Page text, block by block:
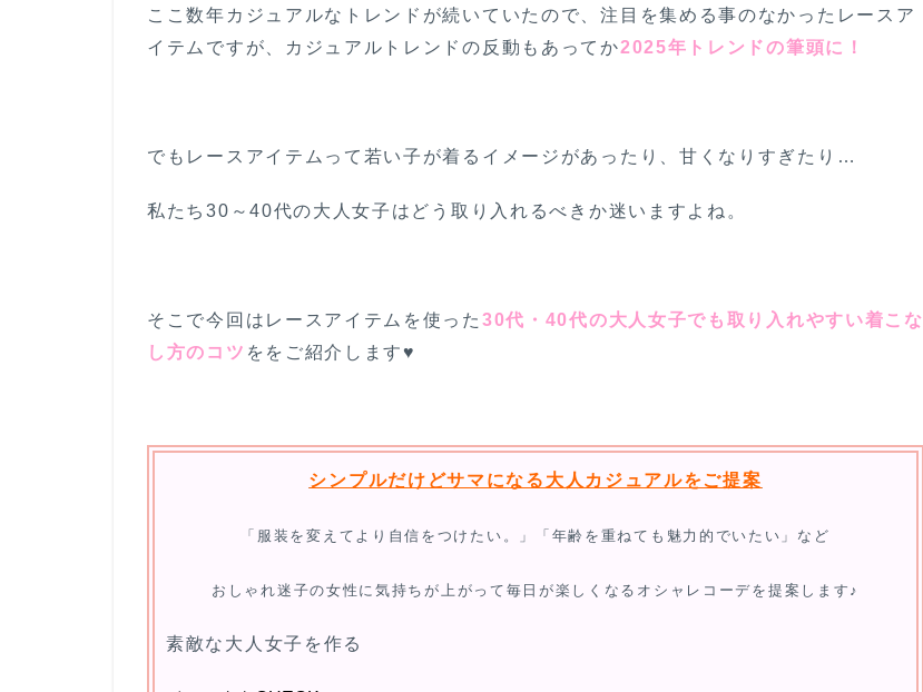
ここ数年カジュアルなトレンドが続いていたので、注目を集める事のなかったレースア
イテムですが、カジュアルトレンドの反動もあってか2025年トレンドの筆頭に！
でもレースアイテムって若い子が着るイメージがあったり、甘くなりすぎたり…
私たち30～40代の大人女子はどう取り入れるべきか迷いますよね。
そこで今回はレースアイテムを使った 30代・40代の大人女子でも取り入れやすい着こな
し方のコツ ををご紹介します♥
シンプルだけどサマになる大人カジュアルをご提案
「服装を変えてより自信をつけたい。」「年齢を重ねても魅力的でいたい」など
おしゃれ迷子の女性に 気持ちが上がって毎日が楽しくなるオシャレコーデを提案します♪
素敵な大人女子を作る